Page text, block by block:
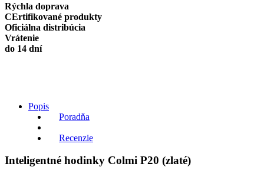
quantity
Rýchla doprava
CErtifikované produkty
Oficiálna distribúcia
Vrátenie
do 14 dní
Popis
Poradňa
Recenzie
Inteligentné hodinky Colmi P20 (zlaté)